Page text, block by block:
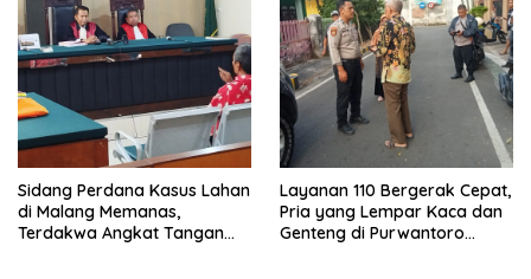
Sidang Perdana Kasus Lahan
di Malang Memanas,
Terdakwa Angkat Tangan
Layanan 110 Bergerak Cepat,
Pria yang Lempar Kaca dan
Genteng di Purwantoro